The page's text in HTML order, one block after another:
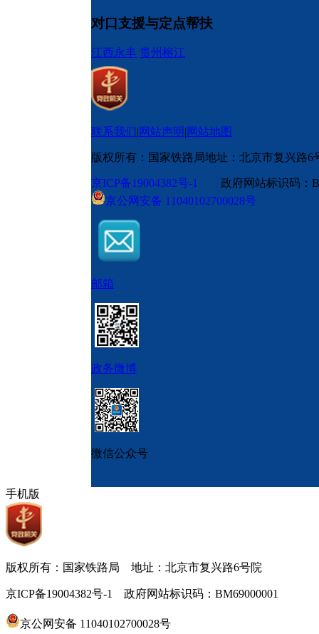
对口支援与定点帮扶
江西永丰 贵州榕江
联系我们 网站声明 网站地图
版权所有：国家铁路局地址：北京市复兴路6
京ICP备19004382号-1 政府网站标识码
京公网安备 11040102700028号
邮箱
政务微博
微信公众号
手机版
版权所有：国家铁路局 地址：北京市复兴路6号院
京ICP备19004382号-1 政府网站标识码：BM69000001
京公网安备 11040102700028号